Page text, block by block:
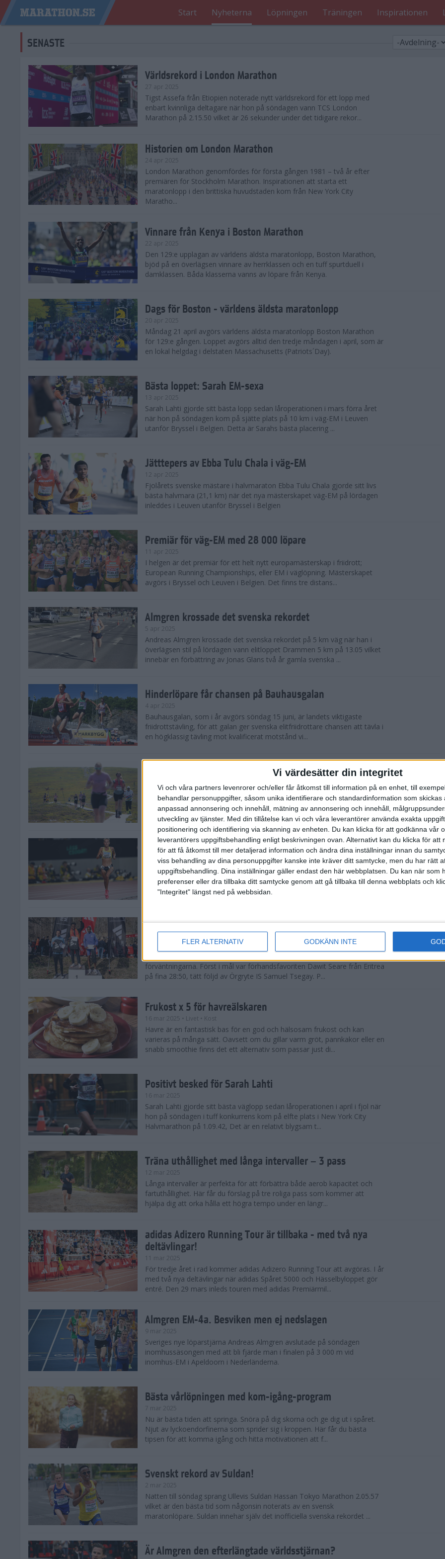
Vi värdesätter din integritet
Vi och våra partners levenrorer och/eller får åtkomst till information på en enhet, till
behandlar personuppgifter, såsom unika identifierare och standardinformation som skickas
anpassad annonsering och innehåll, mätning av annonsering och innehåll,
utveckling av tjänster. Med din tillåtelse kan vi och våra leverantörer använda exakta
positionering och identifiering via skanning av enheten. Du kan klicka för att godkänna vår
leverantörers uppgiftsbehandling enligt beskrivningen ovan. Alternativt kan du klicka för att
för att få åtkomst till mer detaljerad information och ändra dina inställningar innan du
viss behandling av dina personuppgifter kanske inte kräver ditt samtycke, men du har rätt
uppgiftsbehandling. Dina inställningar gäller endast den här webbplatsen. Du kan när som
preferenser eller dra tillbaka ditt samtycke genom att gå tillbaka till denna webbplats och
"Integritet" längst ned på webbsidan.
FLER ALTERNATIV GODKÄNN INTE
Start Nyheterna Löpningen Träningen Inspirationen
SENASTE
Världsrekord i London Marathon
27 apr 2025
Tigst Assefa från Etiopien noterade nytt världsrekord för ett lopp med
enbart kvinnliga deltagare när hon på söndagen vann TCS London
Marathon på 2.15.50 vilket är 26 sekunder under det tidigare rekor...
Historien om London Marathon
24 apr 2025
London Marathon genomfördes för första gången 1981 – två år efter
premiären för Stockholm Marathon. Inspirationen att starta ett
maratonlopp i den brittiska huvudstaden kom från New York City
Maratho...
Vinnare från Kenya i Boston Marathon
22 apr 2025
Den 129:e upplagan av världens äldsta maratonlopp, Boston Marathon,
bjöd på en överlägsen vinnare av herrklassen och en tuff spurtduell i
damklassen. Båda klasserna vanns av löpare från Kenya.
Dags för Boston - världens äldsta maratonlopp
20 apr 2025
Måndag 21 april avgörs världens äldsta maratonlopp Boston Marathon
för 129:e gången. Loppet avgörs alltid den tredje måndagen i april, som är
en lokal helgdag i delstaten Massachusetts (Patriots´Day).
Bästa loppet: Sarah EM-sexa
13 apr 2025
Sarah Lahti gjorde sitt bästa lopp sedan låroperationen i mars förra året
när hon på söndagen kom på sjätte plats på 10 km i väg-EM i Leuven
utanför Bryssel i Belgien. Detta är Sarahs bästa placering ...
Jätttepers av Ebba Tulu Chala i väg-EM
12 apr 2025
Fjolårets svenske mästare i halvmaraton Ebba Tulu Chala gjorde sitt livs
bästa halvmara (21,1 km) när det nya mästerskapet väg-EM på lördagen
inleddes i Leuven utanför Bryssel i Belgien
Premiär för väg-EM med 28 000 löpare
11 apr 2025
I helgen är det premiär för ett helt nytt europamästerskap i friidrott;
European Running Championships, eller EM i väglöpning. Mästerskapet
avgörs i Bryssel och Leuven i Belgien. Det finns tre distans...
Almgren krossade det svenska rekordet
5 apr 2025
Andreas Almgren krossade det svenska rekordet på 5 km väg när han i
överlägsen stil på lördagen vann elitloppet Drammen 5 km på 13.05 vilket
innebär en förbättring av Jonas Glans två år gamla svenska ...
Hinderlöpare får chansen på Bauhausgalan
4 apr 2025
Bauhausgalan, som i år avgörs söndag 15 juni, är landets viktigaste
friidrottstävling, för att galan ger svenska elitfriidrottare chansen att tävla i
en högklassig tävling mot kvalificerat motstånd vi...
Satsar du på att springa Tjejmilen Sälen i juni eller något annat fjällopp i
sommar? Eller är du sugen på att ta dig an Hammarbybacken i oktober?
Stockholms brantaste är en utmaning som heter duga. Rå...
Besviken Lahti tillbaka på banan
30 mar 2025
Sarah Lahti var besviken efter sitt första lopp på 10 000 m på tre år. På
söndagen slutade den 30-åriga Hässelby-löparen på 14:e plats i San Juan
Capistrano 10 000 m utan för Los Angeles. Detta anses ...
Snabba tider när adidas Premiärmilen sprang igång
löparsäsongen!
förväntningarna. Först i mål var förhandsfavoriten Dawit Seare från Eritrea
på fina 28:50, tätt följd av Örgryte IS Samuel Tsegay. P...
Frukost x 5 för havreälskaren
16 mar 2025 • Livet • Kost
Havre är en fantastisk bas för en god och hälsosam frukost och kan
varieras på många sätt. Oavsett om du gillar varm gröt, pannkakor eller en
snabb smoothie finns det ett alternativ som passar just di...
Positivt besked för Sarah Lahti
16 mar 2025
Sarah Lahti gjorde sitt bästa väglopp sedan låroperationen i april i fjol när
hon på söndagen i tuff konkurrens kom på elfte plats i New York City
Halvmarathon på 1.09.42, Det är en relativt blygsam t...
Träna uthållighet med långa intervaller – 3 pass
12 mar 2025
Långa intervaller är perfekta för att förbättra både aerob kapacitet och
fartuthållighet. Här får du förslag på tre roliga pass som kommer att
hjälpa dig att orka hålla ett högra tempo under en längr...
adidas Adizero Running Tour är tillbaka - med två nya
deltävlingar!
11 mar 2025
För tredje året i rad kommer adidas Adizero Running Tour att avgöras. I år
med två nya deltävlingar när adidas Spåret 5000 och Hässelbyloppet gör
entré. Den 29 mars inleds touren med adidas Premiärmil...
Almgren EM-4a. Besviken men ej nedslagen
9 mar 2025
Sveriges nye löparstjärna Andreas Almgren avslutade på söndagen
inomhussäsongen med att bli fjärde man i finalen på 3 000 m vid
inomhus-EM i Apeldoorn i Nederländerna.
Bästa vårlöpningen med kom-igång-program
7 mar 2025
Nu är bästa tiden att springa. Snöra på dig skorna och ge dig ut i spåret.
Njut av lyckoendorfinerna som sprider sig i kroppen. Här får du bästa
tipsen för att komma igång och hitta motivationen att f...
Svenskt rekord av Suldan!
2 mar 2025
Natten till söndag sprang Ullevis Suldan Hassan Tokyo Marathon 2.05.57
vilket är den bästa tid som någonsin noterats av en svensk
maratonlöpare. Suldan innehar själv det inofficiella svenska rekordet ...
Är Almgren den efterlängtade världsstjärnan?